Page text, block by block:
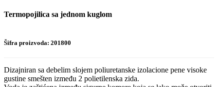
Termopojilica sa jednom kuglom
Šifra proizvoda: 201800
Dizajniran sa debelim slojem poliuretanske izolacione pene visoke
gustine smešten između 2 polietilenska zida.